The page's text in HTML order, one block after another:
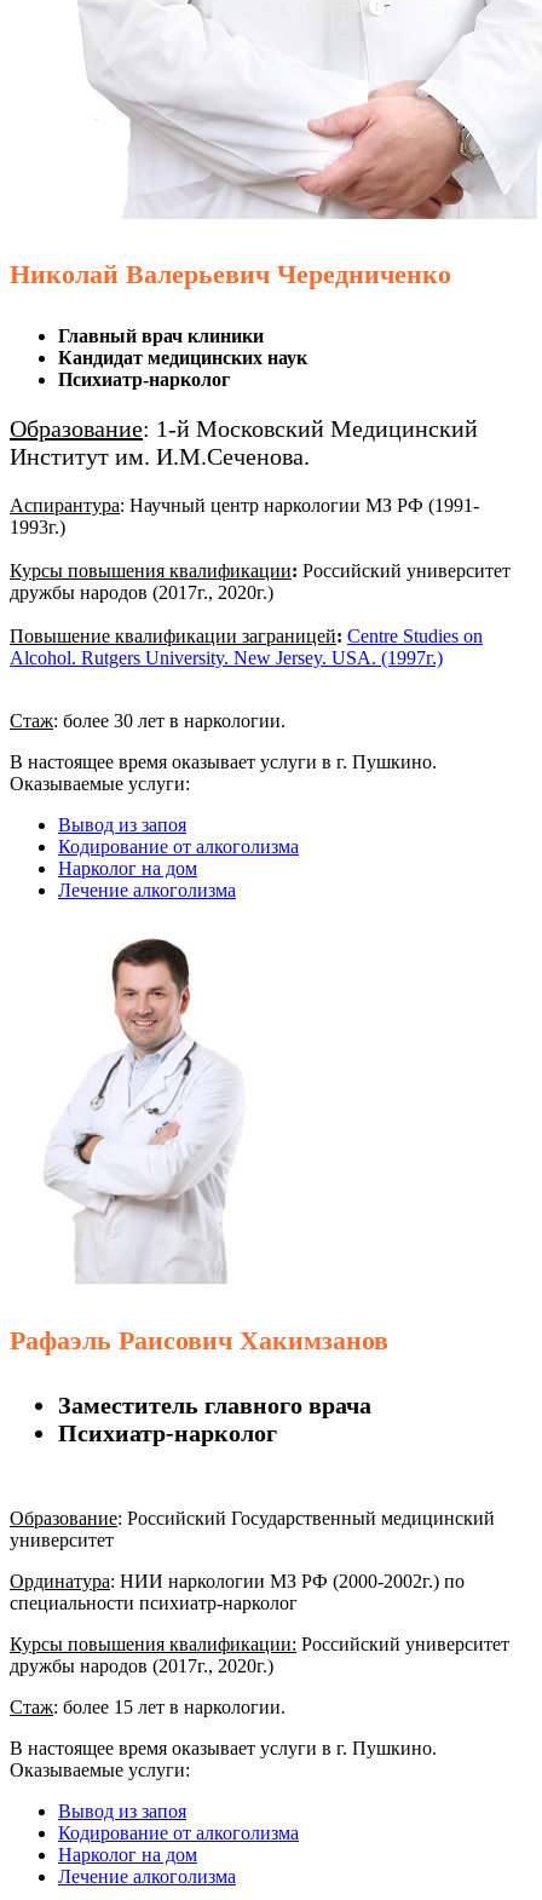
Николай Валерьевич Чередниченко
Главный врач клиники
Кандидат медицинских наук
Психиатр-нарколог
Образование: 1-й Московский Медицинский
Институт им. И.М.Сеченова.
Аспирантура: Научный центр наркологии МЗ РФ (1991-
1993г.)
Курсы повышения квалификации: Российский университет
дружбы народов (2017г., 2020г.)
Повышение квалификации заграницей: Centre Studies on
Alcohol. Rutgers University. New Jersey. USA. (1997г.)
Стаж: более 30 лет в наркологии.
В настоящее время оказывает услуги в г. Пушкино.
Оказываемые услуги:
Вывод из запоя
Кодирование от алкоголизма
Нарколог на дом
Лечение алкоголизма
Рафаэль Раисович Хакимзанов
Заместитель главного врача
Психиатр-нарколог
Образование: Российский Государственный медицинский
университет
Ординатура: НИИ наркологии МЗ РФ (2000-2002г.) по
специальности психиатр-нарколог
Курсы повышения квалификации: Российский университет
дружбы народов (2017г., 2020г.)
Стаж: более 15 лет в наркологии.
В настоящее время оказывает услуги в г. Пушкино.
Оказываемые услуги:
Вывод из запоя
Кодирование от алкоголизма
Нарколог на дом
Лечение алкоголизма